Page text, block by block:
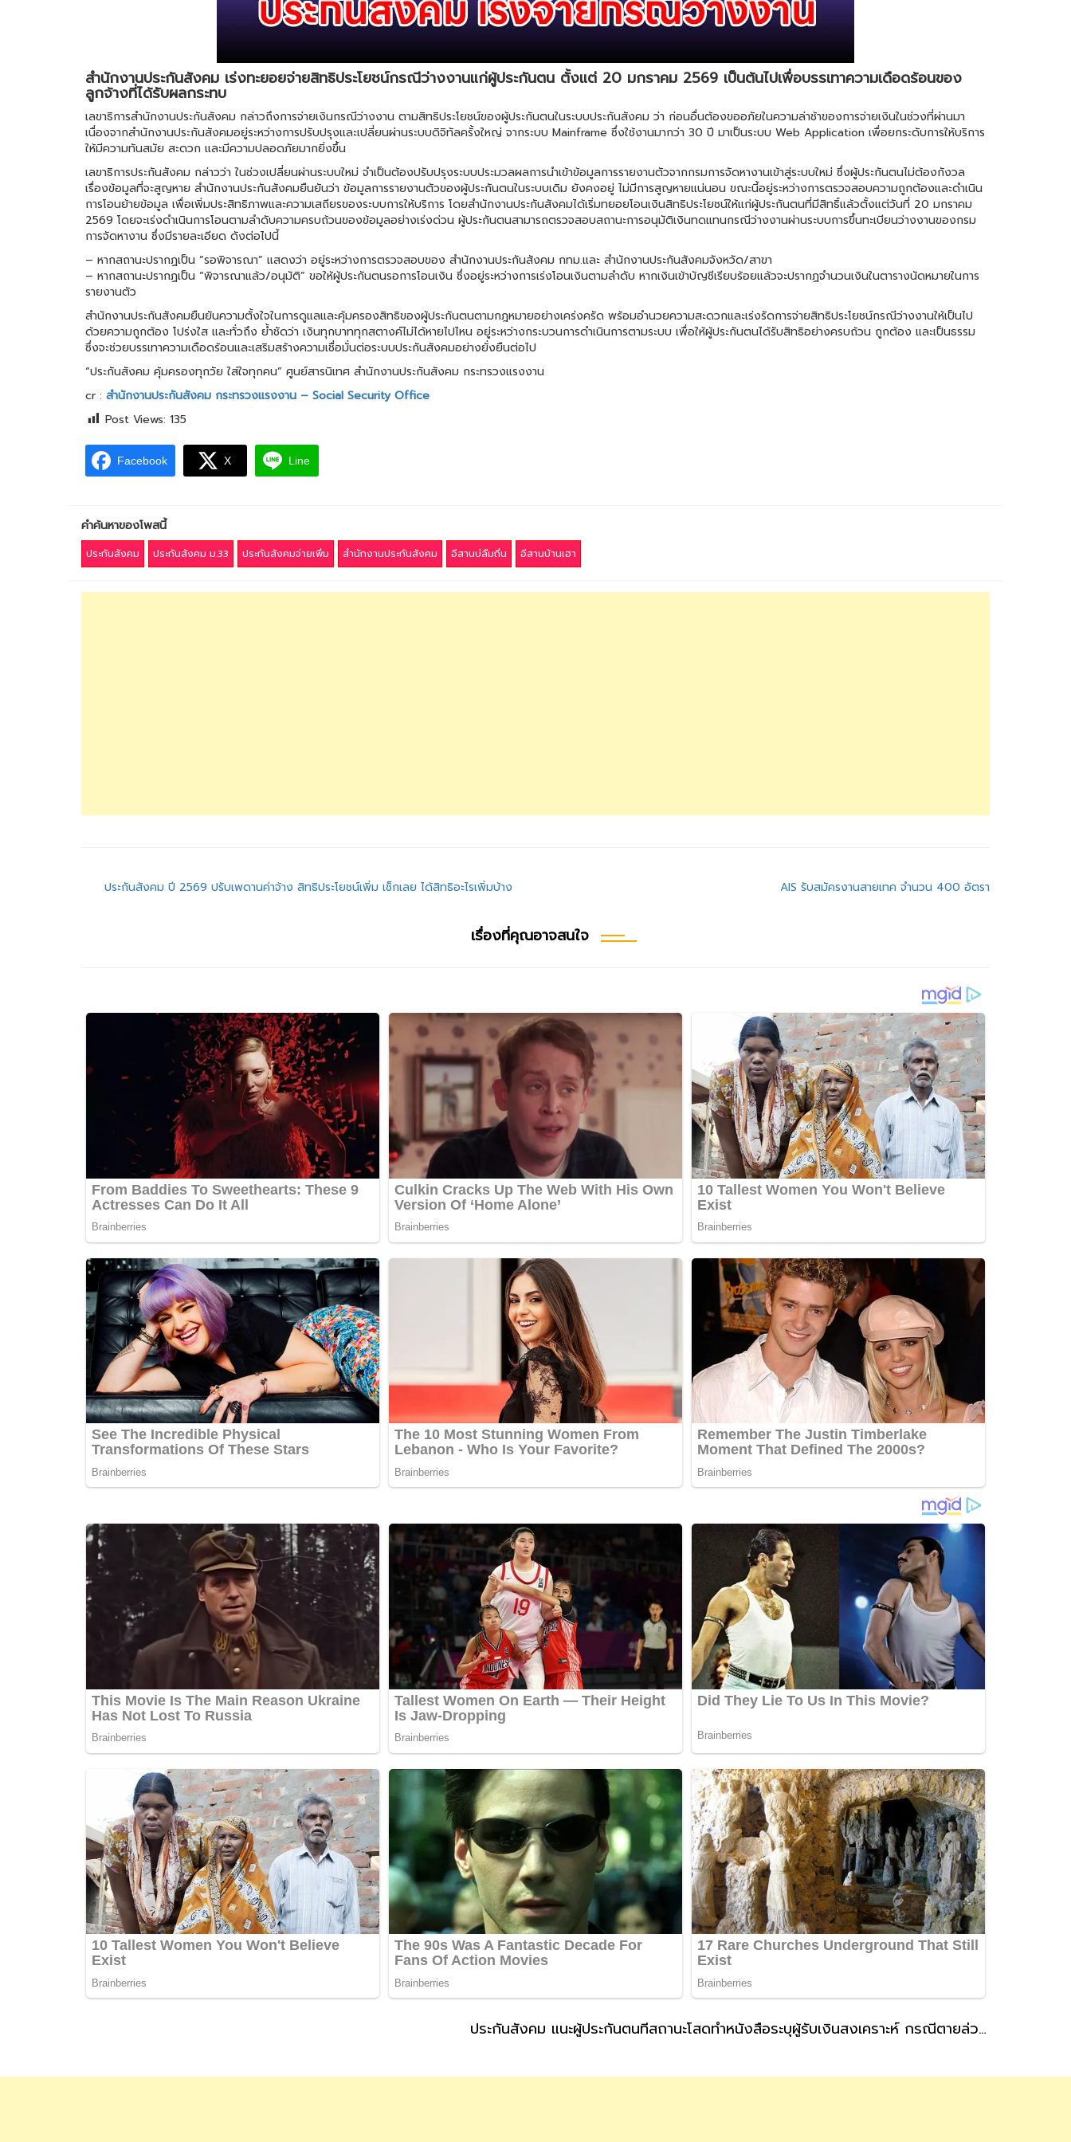
สำนักงานประกันสังคม เร่งทะยอยจ่ายสิทธิประโยชน์กรณีว่างงานแก่ผู้ประกันตน ตั้งแต่ 20 มกราคม 2569 เป็นต้นไปเพื่อบรรเทาความเดือดร้อนของ
ลูกจ้างที่ได้รับผลกระทบ
เลขาธิการสำนักงานประกันสังคม กล่าวถึงการจ่ายเงินกรณีว่างงาน ตามสิทธิประโยชน์ของผู้ประกันตนในระบบประกันสังคม ว่า ก่อนอื่นต้องขออภัยในความล่าช้าของการจ่ายเงินในช่วงที่ผ่านมา
เนื่องจากสำนักงานประกันสังคมอยู่ระหว่างการปรับปรุงและเปลี่ยนผ่านระบบดิจิทัลครั้งใหญ่ จากระบบ Mainframe ซึ่งใช้งานมากว่า 30 ปี มาเป็นระบบ Web Application เพื่อยกระดับการให้บริการ
ให้มีความทันสมัย สะดวก และมีความปลอดภัยมากยิ่งขึ้น
เลขาธิการประกันสังคม กล่าวว่า ในช่วงเปลี่ยนผ่านระบบใหม่ จำเป็นต้องปรับปรุงระบบประมวลผลการนำเข้าข้อมูลการรายงานตัวจากกรมการจัดหางานเข้าสู่ระบบใหม่ ซึ่งผู้ประกันตนไม่ต้องกังวล
เรื่องข้อมูลที่จะสูญหาย สำนักงานประกันสังคมยืนยันว่า ข้อมูลการรายงานตัวของผู้ประกันตนในระบบเดิม ยังคงอยู่ ไม่มีการสูญหายแน่นอน ขณะนี้อยู่ระหว่างการตรวจสอบความถูกต้องและดำเนิน
การโอนย้ายข้อมูล เพื่อเพิ่มประสิทธิภาพและความเสถียรของระบบการให้บริการ โดยสำนักงานประกันสังคมได้เริ่มทยอยโอนเงินสิทธิประโยชน์ให้แก่ผู้ประกันตนที่มีสิทธิ์แล้วตั้งแต่วันที่ 20 มกราคม
2569 โดยจะเร่งดำเนินการโอนตามลำดับความครบถ้วนของข้อมูลอย่างเร่งด่วน ผู้ประกันตนสามารถตรวจสอบสถานะการอนุมัติเงินทดแทนกรณีว่างงานผ่านระบบการขึ้นทะเบียนว่างงานของกรม
การจัดหางาน ซึ่งมีรายละเอียด ดังต่อไปนี้
– หากสถานะปรากฏเป็น “รอพิจารณา” แสดงว่า อยู่ระหว่างการตรวจสอบของ สำนักงานประกันสังคม กทม.และ สำนักงานประกันสังคมจังหวัด/สาขา
– หากสถานะปรากฏเป็น “พิจารณาแล้ว/อนุมัติ” ขอให้ผู้ประกันตนรอการโอนเงิน ซึ่งอยู่ระหว่างการเร่งโอนเงินตามลำดับ หากเงินเข้าบัญชีเรียบร้อยแล้วจะปรากฏจำนวนเงินในตารางนัดหมายในการ
รายงานตัว
สำนักงานประกันสังคมยืนยันความตั้งใจในการดูแลและคุ้มครองสิทธิของผู้ประกันตนตามกฎหมายอย่างเคร่งครัด พร้อมอำนวยความสะดวกและเร่งรัดการจ่ายสิทธิประโยชน์กรณีว่างงานให้เป็นไป
ด้วยความถูกต้อง โปร่งใส และทั่วถึง ย้ำชัดว่า เงินทุกบาททุกสตางค์ไม่ได้หายไปไหน อยู่ระหว่างกระบวนการดำเนินการตามระบบ เพื่อให้ผู้ประกันตนได้รับสิทธิอย่างครบถ้วน ถูกต้อง และเป็นธรรม
ซึ่งจะช่วยบรรเทาความเดือดร้อนและเสริมสร้างความเชื่อมั่นต่อระบบประกันสังคมอย่างยั่งยืนต่อไป
“ประกันสังคม คุ้มครองทุกวัย ใส่ใจทุกคน” ศูนย์สารนิเทศ สำนักงานประกันสังคม กระทรวงแรงงาน
cr : สำนักงานประกันสังคม กระทรวงแรงงาน – Social Security Office
Post Views: 135
Facebook X Line
คำค้นหาของโพสนี้
ประกันสังคม ประกันสังคม ม.33 ประกันสังคมจ่ายเพิ่ม สำนักงานประกันสังคม อีสานบ่ลืมถิ่น อีสานบ้านเฮา
แนะแนว
ประกันสังคม ปี 2569 ปรับเพดานค่าจ้าง สิทธิประโยชน์เพิ่ม เช็กเลย ได้สิทธิอะไรเพิ่มบ้าง AIS รับสมัครงานสายเทค จำนวน 400 อัตรา
เรื่องที่คุณอาจสนใจ
ประกันสังคม แนะผู้ประกันตนที่สถานะโสดทำหนังสือระบุผู้รับเงินสงเคราะห์ กรณีตายล่วงหน้า